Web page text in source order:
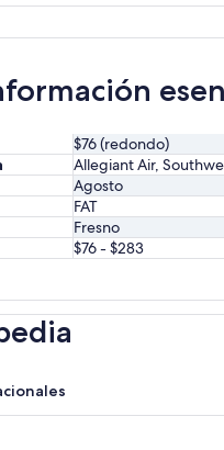
3
$76 (redondo)
Allegiant Air,
Agosto
FAT
Fresno
$76 - $283